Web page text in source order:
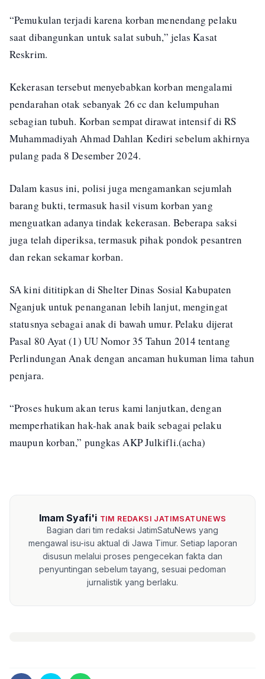
“Pemukulan terjadi karena korban menendang pelaku
saat dibangunkan untuk salat subuh,” jelas Kasat
Reskrim.
Kekerasan tersebut menyebabkan korban mengalami
pendarahan otak sebanyak 26 cc dan kelumpuhan
sebagian tubuh. Korban sempat dirawat intensif di RS
Muhammadiyah Ahmad Dahlan Kediri sebelum akhirnya
pulang pada 8 Desember 2024.
Dalam kasus ini, polisi juga mengamankan sejumlah
barang bukti, termasuk hasil visum korban yang
menguatkan adanya tindak kekerasan. Beberapa saksi
juga telah diperiksa, termasuk pihak pondok pesantren
dan rekan sekamar korban.
SA kini dititipkan di Shelter Dinas Sosial Kabupaten
Nganjuk untuk penanganan lebih lanjut, mengingat
statusnya sebagai anak di bawah umur. Pelaku dijerat
Pasal 80 Ayat (1) UU Nomor 35 Tahun 2014 tentang
Perlindungan Anak dengan ancaman hukuman lima tahun
penjara.
“Proses hukum akan terus kami lanjutkan, dengan
memperhatikan hak-hak anak baik sebagai pelaku
maupun korban,” pungkas AKP Julkifli.(acha)
Imam Syafi'i TIM REDAKSI JATIMSATUNEWS
Bagian dari tim redaksi JatimSatuNews yang
mengawal isu-isu aktual di Jawa Timur. Setiap laporan
disusun melalui proses pengecekan fakta dan
penyuntingan sebelum tayang, sesuai pedoman
jurnalistik yang berlaku.